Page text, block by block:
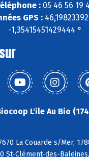
: 05 46 56 19
GPS :
-1,35415451429444 °
L'ile Au Bio
La Couarde s/Mer,
St-Clément-des-